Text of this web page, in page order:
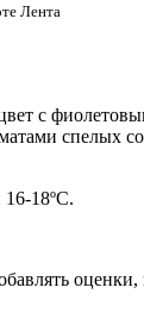
Лента
с
спелых
16-18ºС.
оценки,